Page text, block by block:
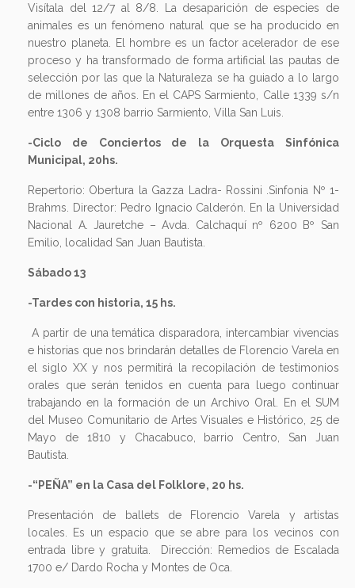
Visítala del 12/7 al 8/8. La desaparición de especies de
animales es un fenómeno natural que se ha producido en
nuestro planeta. El hombre es un factor acelerador de ese
proceso y ha transformado de forma artificial las pautas de
selección por las que la Naturaleza se ha guiado a lo largo
de millones de años. En el CAPS Sarmiento, Calle 1339 s/n
entre 1306 y 1308 barrio Sarmiento, Villa San Luis.
-Ciclo de Conciertos de la Orquesta Sinfónica
Municipal, 20hs.
Repertorio: Obertura la Gazza Ladra- Rossini .Sinfonia Nº 1-
Brahms. Director: Pedro Ignacio Calderón. En la Universidad
Nacional A. Jauretche – Avda. Calchaquí nº 6200 Bº San
Emilio, localidad San Juan Bautista.
Sábado 13
-Tardes con historia, 15 hs.
A partir de una temática disparadora, intercambiar vivencias
e historias que nos brindarán detalles de Florencio Varela en
el siglo XX y nos permitirá la recopilación de testimonios
orales que serán tenidos en cuenta para luego continuar
trabajando en la formación de un Archivo Oral. En el SUM
del Museo Comunitario de Artes Visuales e Histórico, 25 de
Mayo de 1810 y Chacabuco, barrio Centro, San Juan
Bautista.
-“PEÑA” en la Casa del Folklore, 20 hs.
Presentación de ballets de Florencio Varela y artistas
locales. Es un espacio que se abre para los vecinos con
entrada libre y gratuita. Dirección: Remedios de Escalada
1700 e/ Dardo Rocha y Montes de Oca.